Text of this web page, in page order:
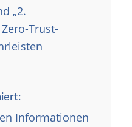
„2.
Trust-
Informationen